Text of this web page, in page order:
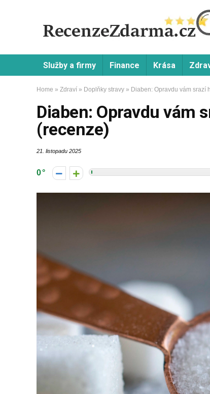
Služby a firmy Finance Krása
Home » Zdraví » Doplňky stravy » Diaben: Opravdu vám srazí
Diaben: Opravdu vám
(recenze)
21. listopadu 2025
0